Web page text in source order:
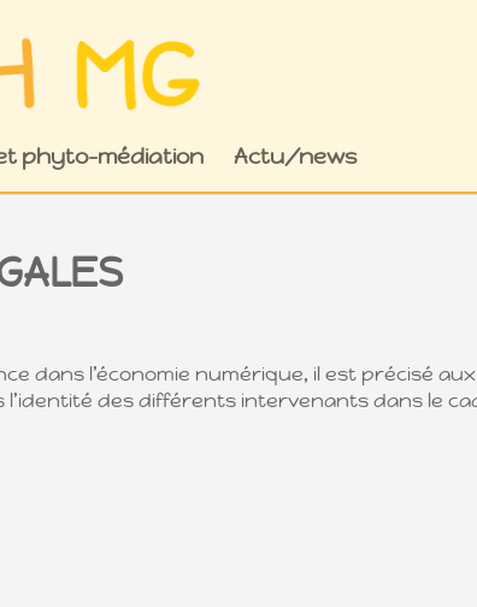
phyto-médiation Actu/news
dans l’économie numérique, il est précisé aux
des différents intervenants dans le